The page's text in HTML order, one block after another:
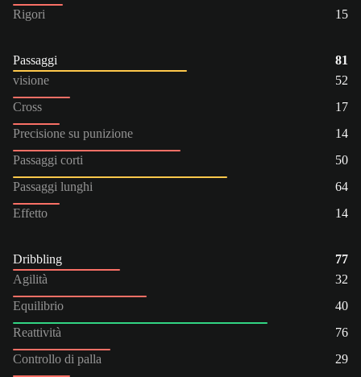
Rigori
15
Passaggi
81
visione
52
Cross
17
Precisione su punizione
14
Passaggi corti
50
Passaggi lunghi
64
Effetto
14
Dribbling
77
Agilità
32
Equilibrio
40
Reattività
76
Controllo di palla
29